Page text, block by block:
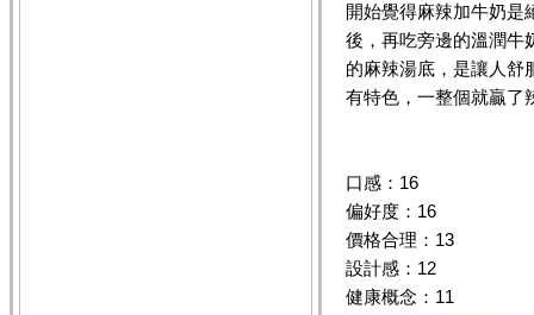
開始覺得麻辣加牛奶是
後，再吃旁邊的溫潤牛
的麻辣湯底，是讓人舒
有特色，一整個就贏了
口感：16
偏好度：16
價格合理：13
設計感：12
健康概念：11